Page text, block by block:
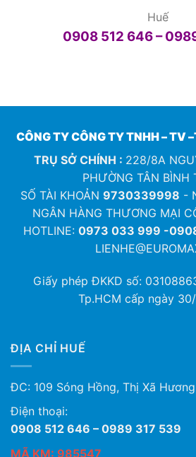
Huế
0908 512 646 –
CÔNG TY CÔNG TY TNHH – TV
TRỤ SỞ CHÍNH : 228/8A
PHƯỜNG TÂN BÌNH
SỐ TÀI KHOẢN 9730339998 -
NGÂN HÀNG THƯƠNG MẠI
HOTLINE: 0973 033 999 -
Giấy phép ĐKKD số:
Tp.HCM cấp ngày
ĐỊA CHỈ HUẾ
ĐC: 109 Sóng Hồng, Thị Xã
Điện thoại:
0908 512 646 – 0989 317 539
MÃ KM: 985547